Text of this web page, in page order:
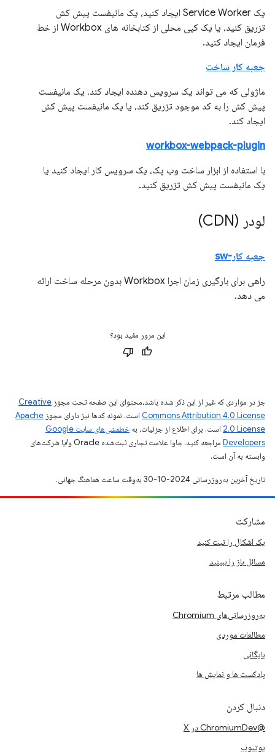
یک Service Worker ایجاد کنید، یک مانیفست پیش کش
تزریق کنید، یا یک کپی محلی از کتابخانه های Workbox از خط
فرمان ایجاد کنید.
جعبه کار ساخت
ماژولی که می تواند یک سرویس دهنده ایجاد کند، یک مانیفست
پیش کش را به کد موجود تزریق کند، یا یک مانیفست پیش کش
ایجاد کند.
workbox-webpack-plugin
با استفاده از ابزار ساخت وب پک، یک سرویس کار ایجاد کنید یا
یک مانیفست پیش کش تزریق کنید.
لودر (CDN)
جعبه کار-sw
راهی برای بارگیری زمان اجرا Workbox بدون مرحله ساخت ارائه
می دهد.
این مرور مفید بود؟
جز در مواردی که غیر از این ذکر شده باشد،‌محتوای این صفحه تحت مجوز Creative
Commons Attribution 4.0 License است. نمونه کدها نیز دارای مجوز Apache
2.0 License است. برای اطلاع از جزئیات، به
خطمشی‌های سایت Google
Developers‏
مراجعه کنید. جاوا علامت تجاری ثبت‌شده Oracle و/یا شرکت‌های
وابسته به آن است.
تاریخ آخرین به‌روزرسانی 2024-10-30 به‌وقت ساعت هماهنگ جهانی.
مشارکت
یک اشکال را ثبت کنید
مسائل باز را ببینید
مطالب مرتبط
به‌روزرسانی‌های Chromium
مطالعات موردی
بایگانی
پادکست ها و نمایش ها
دنبال کردن
@ChromiumDev در X
یوتیوب